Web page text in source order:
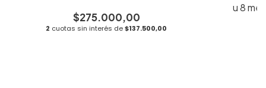
$275.000,00
2 cuotas sin interés de$137.500,00
u 8